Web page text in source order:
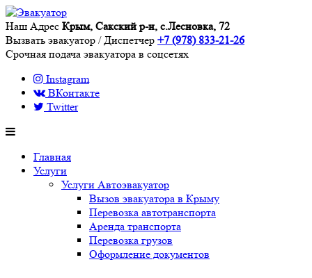
Наш Адрес Крым, Сакский р-н, с.Лесновка, 72
Вызвать эвакуатор / Диспетчер +7 (978) 833-21-26
Срочная подача эвакуатора в соцсетях
Instagram
ВКонтакте
Twitter
Главная
Услуги
Услуги Автоэвакуатор
Вызов эвакуатора в Крыму
Перевозка автотранспорта
Аренда транспорта
Перевозка грузов
Оформление документов